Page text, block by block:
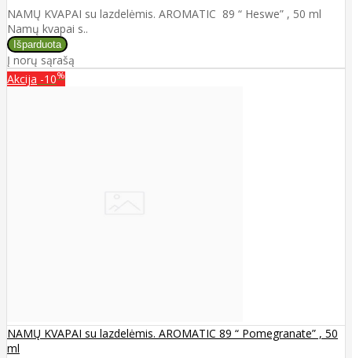
NAMŲ KVAPAI su lazdelėmis. AROMATIC 89 “ Heswe” , 50 ml
Namų kvapai s..
Į norų sąrašą
Akcija -10%
NAMŲ KVAPAI su lazdelėmis. AROMATIC 89 “ Pomegranate” , 50
ml